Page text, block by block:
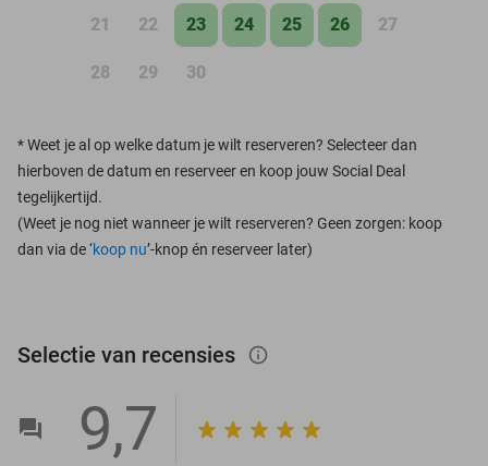
21 22 23 24 25 26 27
28 29 30
*Weet je al op welke datum je wilt reserveren? Selecteer dan
hierboven de datum en reserveer en koop jouw Social Deal
tegelijkertijd.
(Weet je nog niet wanneer je wilt reserveren? Geen zorgen: koop
dan via de ‘koop nu’-knop én reserveer later)
Selectie van recensies info_outlined
9,7